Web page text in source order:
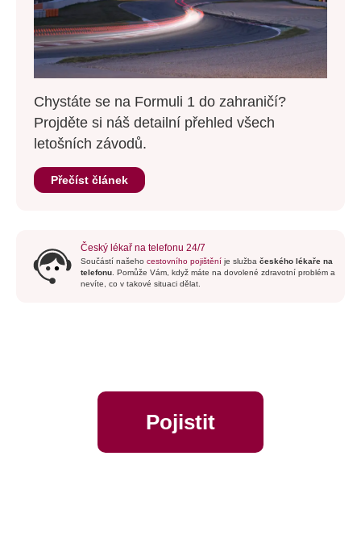
Chystáte se na Formuli 1 do zahraničí?
Projděte si náš detailní přehled všech
letošních závodů.
Přečíst článek
Český lékař na telefonu 24/7
Součástí našeho cestovního pojištění je služba českého lékaře na
telefonu. Pomůže Vám, když máte na dovolené zdravotní problém a
nevíte, co v takové situaci dělat.
Pojistit